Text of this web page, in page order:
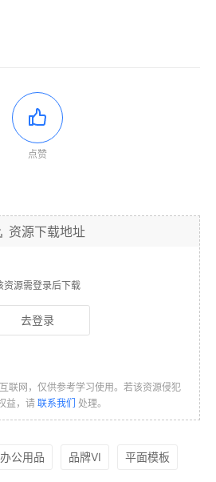
点赞
资源下载地址
资源需登录后下载
去登录
联网，仅供参考学习使用。若该资源侵犯
益，请联系我们 处理。
办公用品 品牌VI 平面模板